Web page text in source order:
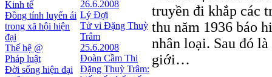
Kinh tế
Đồng tính luyến ái
trong xã hội hiện
đại
Thế hệ @
Pháp luật
Đời sống hiện đại
26.6.2008
Lý Đợi
Tử vi Đặng Thuỳ
Trâm
25.6.2008
Đoàn Cầm Thi
Đặng Thuỳ Trâm:
truyền đi khắp các
thu năm 1936 báo
nhân loại. Sau đó
giới…